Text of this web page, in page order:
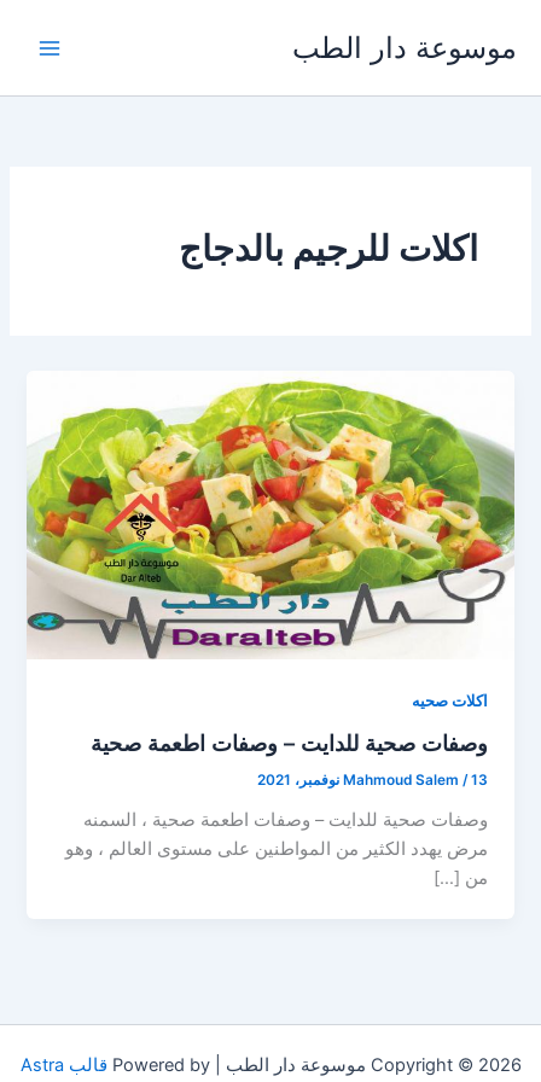
المحتوى
موسوعة دار الطب
اكلات للرجيم بالدجاج
اكلات صحيه
وصفات صحية للدايت – وصفات اطعمة صحية
Mahmoud Salem /13 نوفمبر، 2021
وصفات صحية للدايت – وصفات اطعمة صحية ، السمنه
مرض يهدد الكثير من المواطنين على مستوى العالم ، وهو
من […]
Copyright © 2026 موسوعة دار الطب | Powered by قالب Astra